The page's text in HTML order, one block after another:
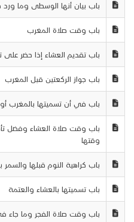
باب بيان أنها الوسطى وما
باب وقت صلاة المغرب
باب تقديم العشاء إذا حضر
باب جواز الركعتين قبل المغرب
باب في أن تسميتها بالمغرب
باب وقت صلاة العشاء وفضل
وقتها
باب كراهية النوم قبلها
باب تسميتها بالعشاء والعتمة
باب وقت صلاة الفجر وما جاء في